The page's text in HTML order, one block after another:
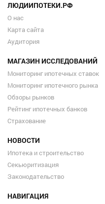
ЛЮДИИПОТЕКИ.РФ
О нас
Карта сайта
Аудитория
МАГАЗИН ИССЛЕДОВАНИЙ
Мониторинг ипотечных ставок
Мониторинг ипотечного рынка
Обзоры рынков
Рейтинг ипотечных банков
Страхование
НОВОСТИ
Ипотека и строительство
Секьюритизация
Законодательство
НАВИГАЦИЯ